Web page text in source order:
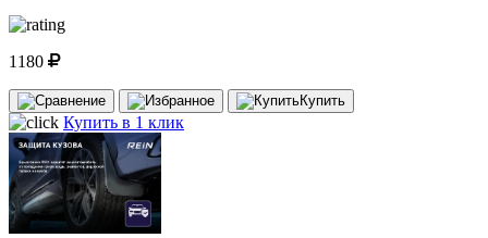
1180
Купить
Купить в 1 клик